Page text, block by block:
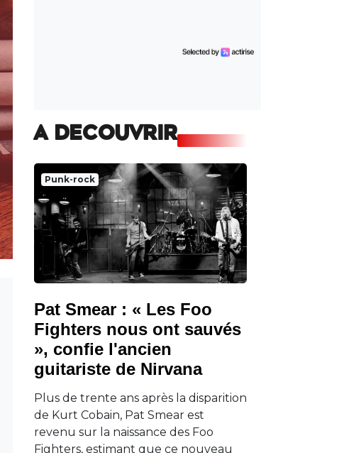
A DECOUVRIR
Punk-rock
Pat Smear : « Les Foo
Fighters nous ont sauvés
», confie l'ancien
guitariste de Nirvana
Plus de trente ans après la disparition
de Kurt Cobain, Pat Smear est
revenu sur la naissance des Foo
Fighters, estimant que ce nouveau